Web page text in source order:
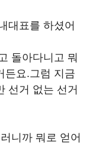
대표를 하셨어
돌아다니고 뭐
든요.그럼 지금
선거 없는 선거
니까 뭐로 얻어